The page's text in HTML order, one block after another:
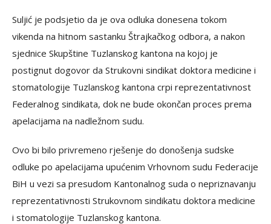
Suljić je podsjetio da je ova odluka donesena tokom
vikenda na hitnom sastanku Štrajkačkog odbora, a nakon
sjednice Skupštine Tuzlanskog kantona na kojoj je
postignut dogovor da Strukovni sindikat doktora medicine i
stomatologije Tuzlanskog kantona crpi reprezentativnost
Federalnog sindikata, dok ne bude okončan proces prema
apelacijama na nadležnom sudu.
Ovo bi bilo privremeno rješenje do donošenja sudske
odluke po apelacijama upućenim Vrhovnom sudu Federacije
BiH u vezi sa presudom Kantonalnog suda o nepriznavanju
reprezentativnosti Strukovnom sindikatu doktora medicine
i stomatologije Tuzlanskog kantona.